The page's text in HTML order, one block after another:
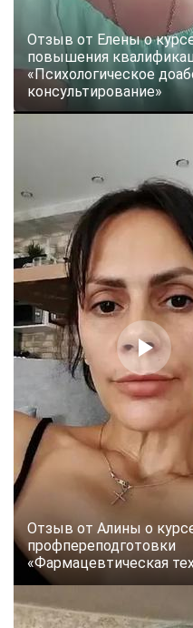
Отзыв от Елены о
повышения
«Психологическое
консультирование»
Отзыв от Алины о
профпереподготовки
«Фармацевтическая
ChatApp
online
Мессенджеры
Свяжитесь с нами через
Telegram